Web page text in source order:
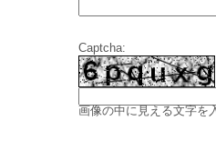
Captcha:
画像の中に見える文字を